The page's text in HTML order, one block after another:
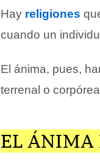
Hay religiones
cuando un
El ánima, pues,
terrenal o
EL ÁNIMA